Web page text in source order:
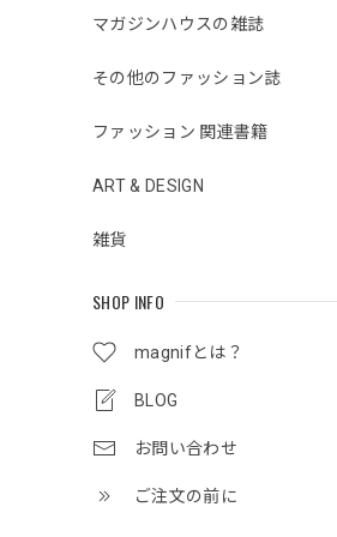
マガジンハウスの雑誌
その他のファッション誌
ファッション 関連書籍
ART & DESIGN
雑貨
SHOP INFO
magnifとは？
BLOG
お問い合わせ
ご注文の前に